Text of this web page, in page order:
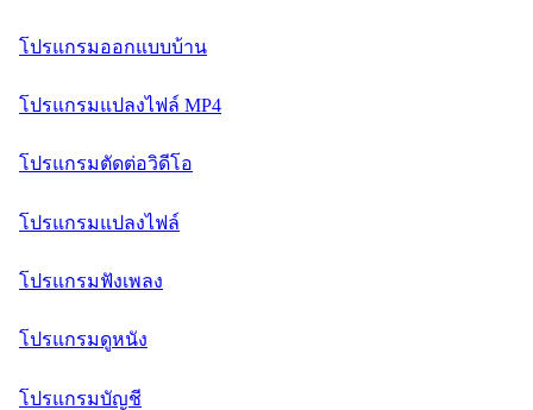
โปรแกรมออกแบบบ้าน
โปรแกรมแปลงไฟล์ MP4
โปรแกรมตัดต่อวิดีโอ
โปรแกรมแปลงไฟล์
โปรแกรมฟังเพลง
โปรแกรมดูหนัง
โปรแกรมบัญชี